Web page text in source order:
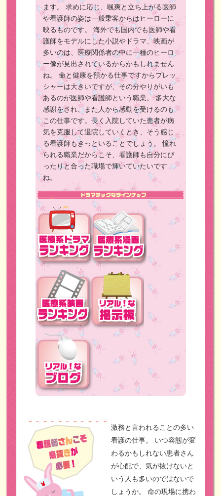
ます。
求めに応じ、颯爽と立ち上がる医師
や看護師の姿は一般乗客からはヒーローに
映るものです。
海外でも国内でも医師や看
護師をモデルにした小説やドラマ、映画が
多いのは、医療関係者の中に一種のヒーロ
ー像が見出されているからかもしれません
ね。
命と健康を預かる仕事ですからプレッ
シャーは大きいですが、その分やりがいも
あるのが医師や看護師という職業。多大な
感謝をされ、また人から感動を受けるのも
この仕事です。長く入院していた患者が病
気を克服して退院していくとき、そう感じ
る看護師もきっといることでしょう。
憧れ
られる職業だからこそ、看護師も自分にぴ
ったりと合った職場で輝いていたいです
ね。
激務と言われることの多い
看護の仕事。
いつ容態が変
わるかもしれない患者さん
が心配で、気が抜けないと
いう人も多いのではないで
しょうか。
命の現場に携わ